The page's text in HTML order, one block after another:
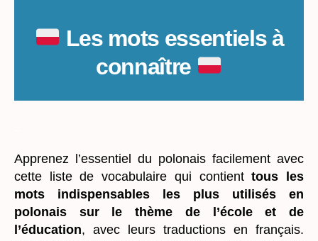
Les mots essentiels à
connaître
Apprenez l’essentiel du polonais facilement avec
cette liste de vocabulaire qui contienttous les
mots indispensables les plus utilisés en
polonais sur le thème de l’école et de
l’éducation, avec leurs traductions en français.